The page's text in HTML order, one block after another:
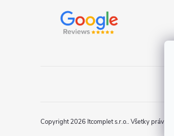
Copyright 2026 Itcomplet s.r.o.. Všetky práva